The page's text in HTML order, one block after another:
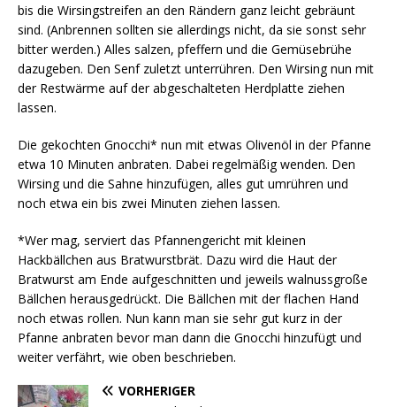
bis die Wirsingstreifen an den Rändern ganz leicht gebräunt
sind. (Anbrennen sollten sie allerdings nicht, da sie sonst sehr
bitter werden.) Alles salzen, pfeffern und die Gemüsebrühe
dazugeben. Den Senf zuletzt unterrühren. Den Wirsing nun mit
der Restwärme auf der abgeschalteten Herdplatte ziehen
lassen.
Die gekochten Gnocchi* nun mit etwas Olivenöl in der Pfanne
etwa 10 Minuten anbraten. Dabei regelmäßig wenden. Den
Wirsing und die Sahne hinzufügen, alles gut umrühren und
noch etwa ein bis zwei Minuten ziehen lassen.
*Wer mag, serviert das Pfannengericht mit kleinen
Hackbällchen aus Bratwurstbrät. Dazu wird die Haut der
Bratwurst am Ende aufgeschnitten und jeweils walnussgroße
Bällchen herausgedrückt. Die Bällchen mit der flachen Hand
noch etwas rollen. Nun kann man sie sehr gut kurz in der
Pfanne anbraten bevor man dann die Gnocchi hinzufügt und
weiter verfährt, wie oben beschrieben.
VORHERIGER